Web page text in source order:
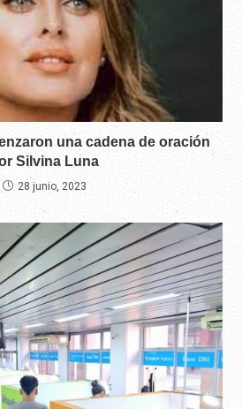
una cadena de oración
Silvina Luna
28 junio, 2023